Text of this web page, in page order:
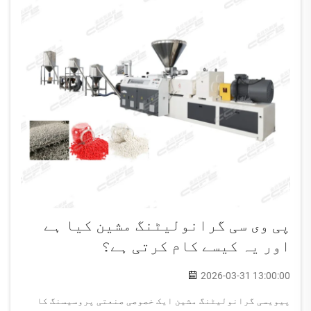
پی وی سی گرانولیٹنگ مشین کیا ہے
اور یہ کیسے کام کرتی ہے؟
2026-03-31 13:00:00
پیویسی گرانولیٹنگ مشین ایک خصوصی صنعتی پروسیسنگ کا